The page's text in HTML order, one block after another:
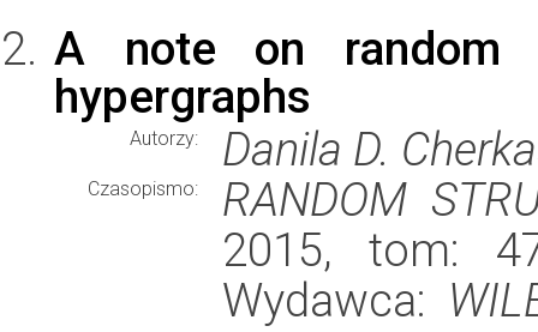
A note on random
hypergraphs
Autorzy: Danila D.
Czasopismo:
RANDOM
2015, tom:
Wydawca: